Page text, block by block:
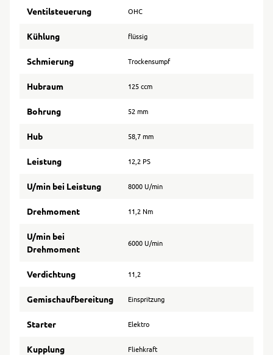
Ventilsteuerung OHC
Kühlung flüssig
Schmierung Trockensumpf
Hubraum 125 ccm
Bohrung 52 mm
Hub 58,7 mm
Leistung 12,2 PS
U/min bei Leistung 8000 U/min
Drehmoment 11,2 Nm
U/min bei
Drehmoment
6000 U/min
Verdichtung 11,2
Gemischaufbereitung Einspritzung
Starter Elektro
Kupplung Fliehkraft